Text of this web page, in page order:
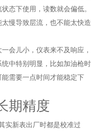
态下使用，读数就会偏低。
慢导致层流，也不能太快造
会儿小，仪表来不及响应，
中特别明显，比如加油枪时
需要一点时间才能稳定下
期精度
实新表出厂时都是校准过